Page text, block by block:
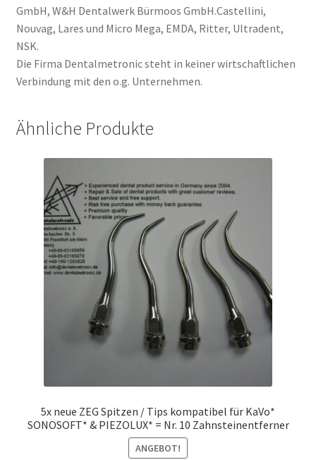
GmbH, W&H Dentalwerk Bürmoos GmbH.Castellini,
Nouvag, Lares und Micro Mega, EMDA, Ritter, Ultradent,
NSK.
Die Firma Dentalmetronic steht in keiner wirtschaftlichen
Verbindung mit den o.g. Unternehmen.
Ähnliche Produkte
5x neue ZEG Spitzen / Tips kompatibel für KaVo*
SONOSOFT* & PIEZOLUX* = Nr. 10 Zahnsteinentferner
ANGEBOT!